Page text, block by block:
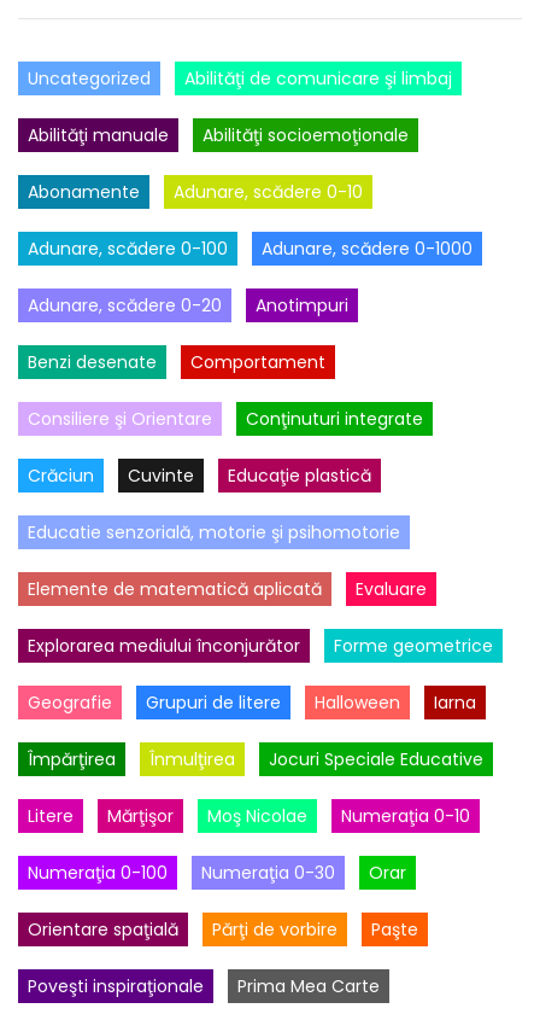
Uncategorized Abilităţi de comunicare şi limbaj
Abilităţi manuale Abilităţi socioemoţionale
Abonamente Adunare, scădere 0-10
Adunare, scădere 0-100 Adunare, scădere 0-1000
Adunare, scădere 0-20 Anotimpuri
Benzi desenate Comportament
Consiliere şi Orientare Conţinuturi integrate
Crăciun Cuvinte Educaţie plastică
Educatie senzorială, motorie şi psihomotorie
Elemente de matematică aplicată Evaluare
Explorarea mediului înconjurător Forme geometrice
Geografie Grupuri de litere Halloween Iarna
Împărţirea Înmulţirea Jocuri Speciale Educative
Litere Mărţişor Moş Nicolae Numeraţia 0-10
Numeraţia 0-100 Numeraţia 0-30 Orar
Orientare spaţială Părţi de vorbire Paşte
Poveşti inspiraţionale Prima Mea Carte